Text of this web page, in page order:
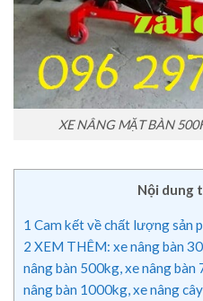
XE NÂNG MẶT BÀN
Nội dung
1 Cam kết về chất lượng sản
2 XEM THÊM: xe nâng bàn
nâng bàn 500kg, xe nâng
nâng bàn 1000kg, xe nâng